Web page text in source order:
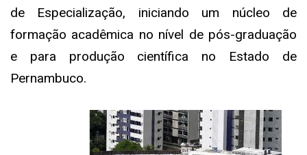
de Especialização, iniciando um núcleo de
formação acadêmica no nível de pós-graduação
e para produção científica no Estado de
Pernambuco.